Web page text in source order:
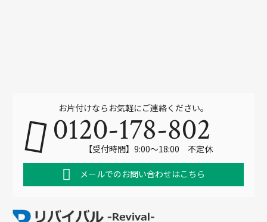
お片付けならお気軽にご連絡ください。
0120-178-802
【受付時間】9:00～18:00 不定休
メールでのお問い合わせはこちら